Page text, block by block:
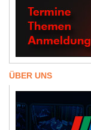
ÜBER UNS